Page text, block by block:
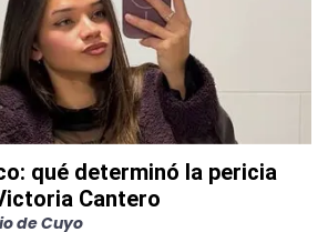
qué determinó la pericia
Cantero
de Cuyo